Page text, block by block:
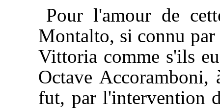
Pour l'amour de
Montalto, si connu par
Vittoria comme s'ils
Octave Accoramboni,
fut, par l'intervention